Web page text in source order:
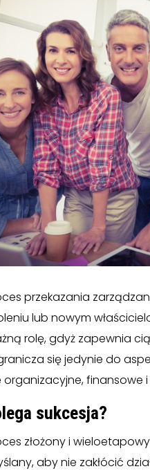
przekazania
lub nowym
rolę, gdyż zapewnia
się jedynie do
finansowe
sukcesja?
złożony i
aby nie zakłócić